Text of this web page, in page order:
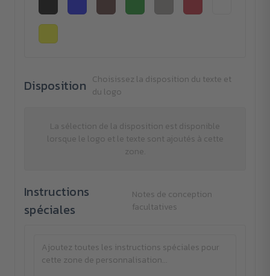
Disposition Choisissez la disposition du texte et
du logo
La sélection de la disposition est disponible
lorsque le logo et le texte sont ajoutés à cette
zone.
Instructions
spéciales
Notes de conception
facultatives